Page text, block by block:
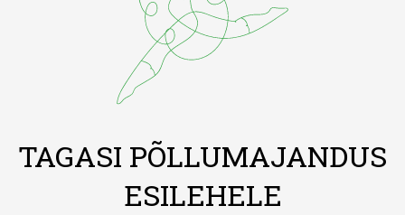
TAGASI PÕLLUMAJANDUS
ESILEHELE